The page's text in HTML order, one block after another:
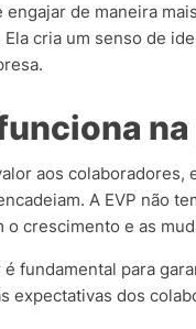
de maneira
Ela cria um senso de
aos colaboradores,
A EVP não
crescimento e as
fundamental para
dos